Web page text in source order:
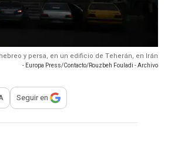
y persa, en un edificio de Teherán, en Irán
- Europa Press/Contacto/Rouzbeh Fouladi - Archivo
para compartir
Seguir en